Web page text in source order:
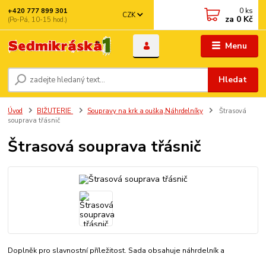
Menu
CZK
Hledat
+420 777 899 301
(Po-Pá, 10-15 hod.)
0 ks
za 0 Kč
Úvod BIŽUTERIE Soupravy na krk a ouška,Náhrdelníky
Štrasová
souprava třásnič
Štrasová souprava třásnič
Doplněk pro slavnostní příležitost. Sada obsahuje náhrdelník a